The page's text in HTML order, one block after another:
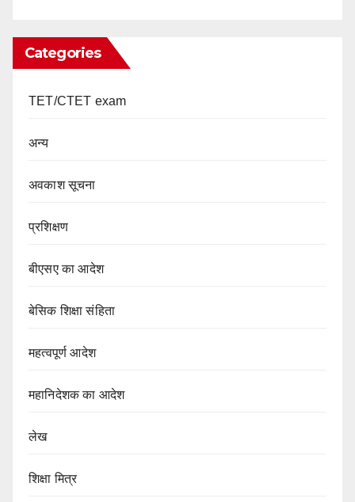
Categories
TET/CTET exam
अन्य
अवकाश सूचना
प्रशिक्षण
बीएसए का आदेश
बेसिक शिक्षा संहिता
महत्वपूर्ण आदेश
महानिदेशक का आदेश
लेख
शिक्षा मित्र